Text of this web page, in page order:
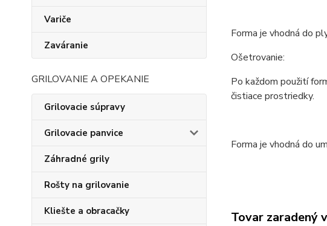
Variče
Zaváranie
GRILOVANIE A OPEKANIE
Grilovacie súpravy
Grilovacie panvice
Záhradné grily
Rošty na grilovanie
Kliešte a obracačky
Forma je vhodná do
Ošetrovanie:
Po každom použití
čistiace prostriedky.
Forma je vhodná do
Tovar zaradený